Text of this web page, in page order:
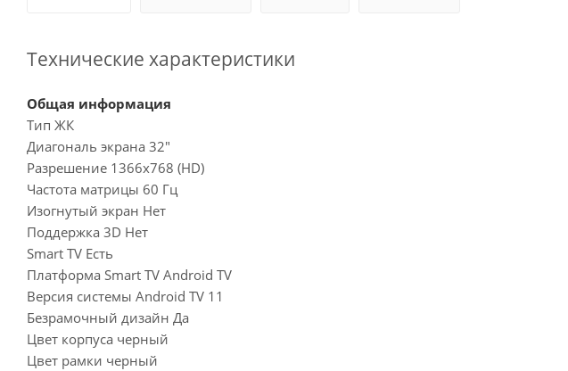
Технические характеристики
Общая информация
Тип ЖК
Диагональ экрана 32"
Разрешение 1366x768 (HD)
Частота матрицы 60 Гц
Изогнутый экран Нет
Поддержка 3D Нет
Smart TV Есть
Платформа Smart TV Android TV
Версия системы Android TV 11
Безрамочный дизайн Да
Цвет корпуса черный
Цвет рамки черный